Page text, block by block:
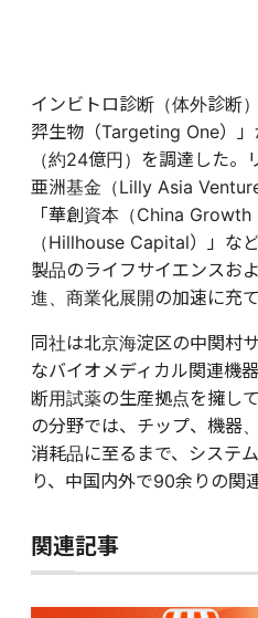
インビトロ診断（体外診断
羿生物（Targeting One）
（約24億円）を調達した
亜洲基金（Lilly Asia
「華創資本（China
（Hillhouse Capital）」な
製品のライフサイエンスお
進、商業化展開の加速に充て
同社は北京海淀区の中関村
なバイオメディカル関連機
断用試薬の生産拠点を擁し
の分野では、チップ、機器
消耗品に至るまで、システ
り、中国内外で90余りの関
関連記事